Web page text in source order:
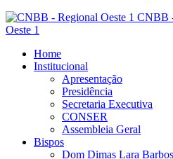
CNBB
Oeste 1
Home
Institucional
Apresentação
Presidência
Secretaria Executiva
CONSER
Assembleia Geral
Bispos
Dom Dimas Lara